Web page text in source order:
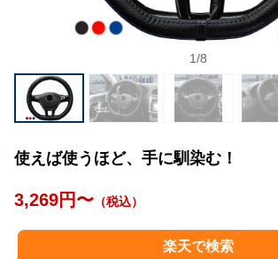
1/8
使えば使うほど、手に馴染む！
3,269円〜 （税込）
楽天で検索